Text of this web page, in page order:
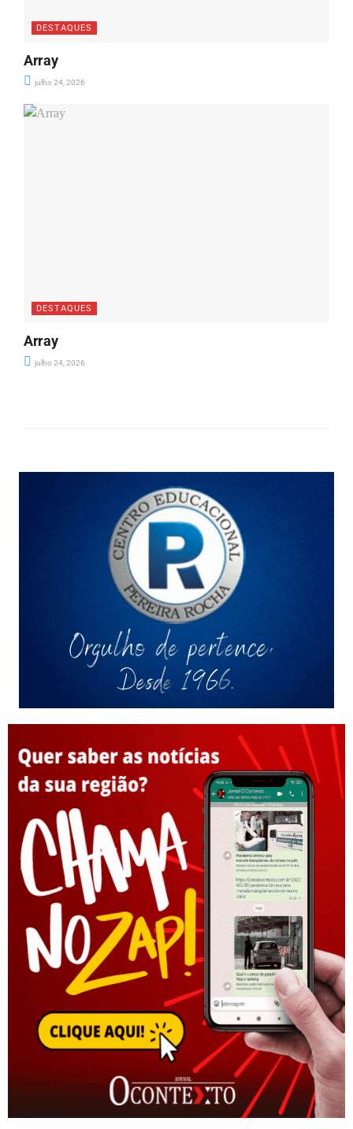
DESTAQUES
Array
julho 24, 2026
DESTAQUES
Array
julho 24, 2026